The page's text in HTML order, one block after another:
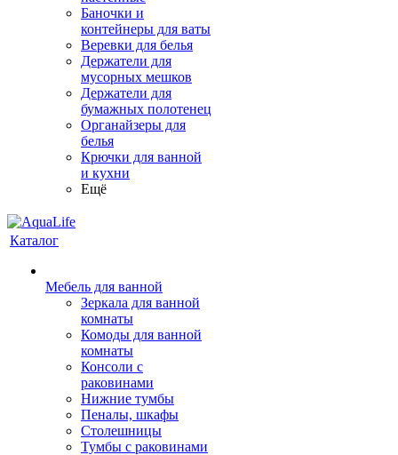
Баночки и
контейнеры для ваты
Веревки для белья
Держатели для
мусорных мешков
Держатели для
бумажных полотенец
Органайзеры для
белья
Крючки для ванной
и кухни
Ещё
Каталог
Мебель для ванной
Зеркала для ванной
комнаты
Комоды для ванной
комнаты
Консоли с
раковинами
Нижние тумбы
Пеналы, шкафы
Столешницы
Тумбы с раковинами